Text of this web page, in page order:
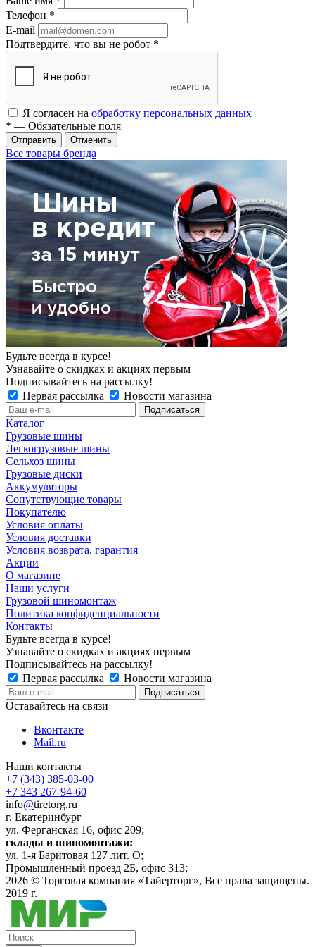
Телефон *
E-mail
Подтвердите, что вы не робот *
Я согласен на обработку персональных данных
* — Обязательные поля
Отменить
Все товары бренда
Будьте всегда в курсе!
Узнавайте о скидках и акциях первым
Подписывайтесь на рассылку!
Первая рассылка
Новости магазина
Каталог
Грузовые шины
Легкогрузовые шины
Сельхоз шины
Грузовые диски
Аккумуляторы
Сопутствующие товары
Покупателю
Условия оплаты
Условия доставки
Условия возврата, гарантия
Акции
О магазине
Наши услуги
Грузовой шиномонтаж
Политика конфиденциальности
Контакты
Будьте всегда в курсе!
Узнавайте о скидках и акциях первым
Подписывайтесь на рассылку!
Первая рассылка
Новости магазина
Оставайтесь на связи
Вконтакте
Mail.ru
Наши контакты
+7 (343) 385-03-00
+7 343 267-94-60
info@tiretorg.ru
г. Екатеринбург
ул. Ферганская 16, офис 209;
склады и шиномонтажи:
ул. 1-я Баритовая 127 лит. О;
Промышленный проезд 2Б, офис 313;
2026 © Торговая компания «Тайерторг», Все права защищены.
2019 г.